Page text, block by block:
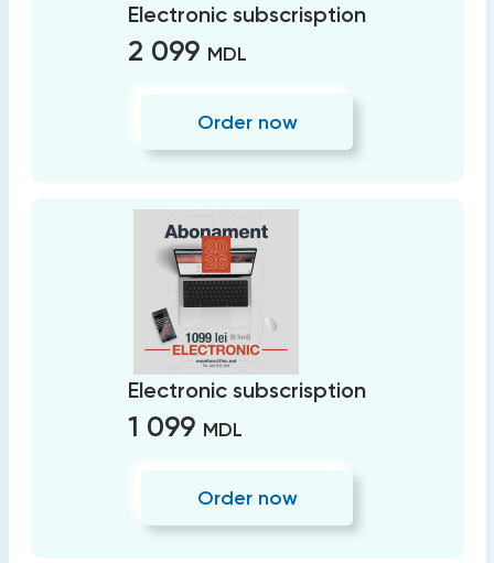
Electronic subscrisption
2 099 MDL
Order now
Electronic subscrisption
1 099 MDL
Order now